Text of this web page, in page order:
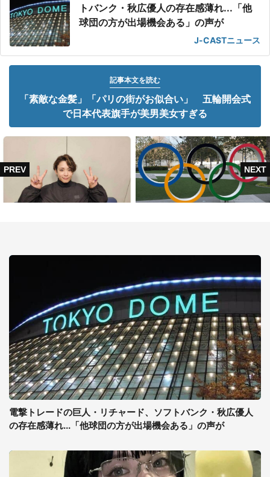
トバンク・秋広優人の存在感薄れ...「他
球団の方が出場機会ある」の声が
J-CASTニュース
記事本文を読む
「素敵な金髪」「パリの街がお似合い」 五輪開会式
で日本代表旗手が美男美女すぎる
電撃トレードの巨人・リチャード、ソフトバンク・秋広優人
の存在感薄れ...「他球団の方が出場機会ある」の声が